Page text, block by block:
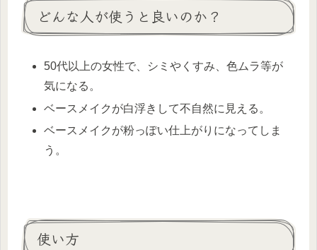
どんな人が使うと良いのか？
50代以上の女性で、シミやくすみ、色ムラ等が
気になる。
ベースメイクが白浮きして不自然に見える。
ベースメイクが粉っぽい仕上がりになってしま
う。
使い方